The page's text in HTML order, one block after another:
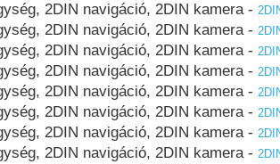
2DIN navigáció, 2DIN kamera -
2DIN navigáció, 2DIN kamera -
2DIN navigáció, 2DIN kamera -
2DIN navigáció, 2DIN kamera -
2DIN navigáció, 2DIN kamera -
2DIN navigáció, 2DIN kamera -
2DIN navigáció, 2DIN kamera -
2DIN navigáció, 2DIN kamera -